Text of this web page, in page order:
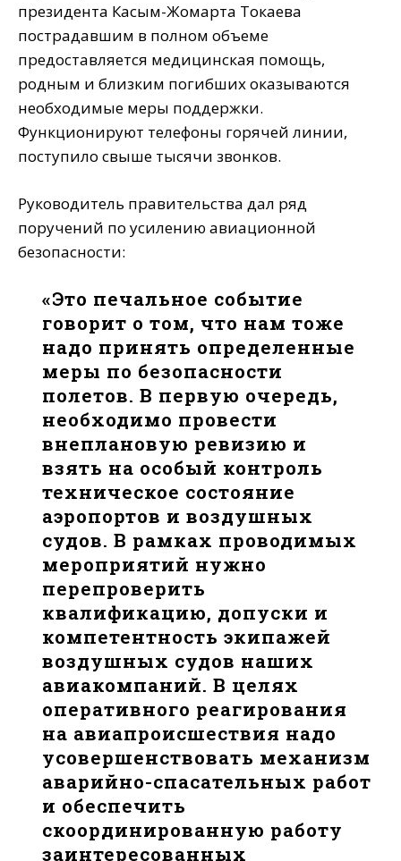
президента Касым-Жомарта Токаева
пострадавшим в полном объеме
предоставляется медицинская помощь,
родным и близким погибших оказываются
необходимые меры поддержки.
Функционируют телефоны горячей линии,
поступило свыше тысячи звонков.
Руководитель правительства дал ряд
поручений по усилению авиационной
безопасности:
«Это печальное событие
говорит о том, что нам тоже
надо принять определенные
меры по безопасности
полетов. В первую очередь,
необходимо провести
внеплановую ревизию и
взять на особый контроль
техническое состояние
аэропортов и воздушных
судов. В рамках проводимых
мероприятий нужно
перепроверить
квалификацию, допуски и
компетентность экипажей
воздушных судов наших
авиакомпаний. В целях
оперативного реагирования
на авиапроисшествия надо
усовершенствовать механизм
аварийно-спасательных работ
и обеспечить
скоординированную работу
заинтересованных